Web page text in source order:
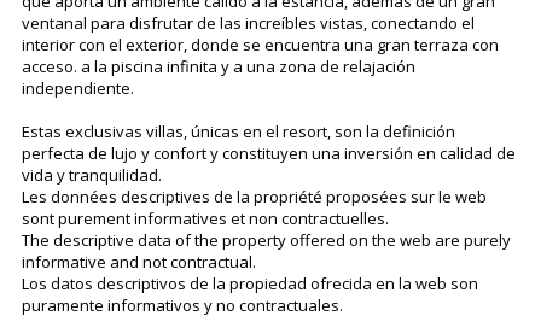
ventanal para disfrutar de las increíbles vistas, conectando el
interior con el exterior, donde se encuentra una gran terraza con
acceso. a la piscina infinita y a una zona de relajación
independiente.
Estas exclusivas villas, únicas en el resort, son la definición
perfecta de lujo y confort y constituyen una inversión en calidad de
vida y tranquilidad.
Les données descriptives de la propriété proposées sur le web
sont purement informatives et non contractuelles.
The descriptive data of the property offered on the web are purely
informative and not contractual.
Los datos descriptivos de la propiedad ofrecida en la web son
puramente informativos y no contractuales.